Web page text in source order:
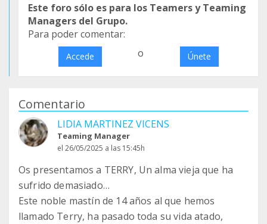
Este foro sólo es para los Teamers y Teaming
Managers del Grupo.
Para poder comentar:
Accede o Únete
Comentario
LIDIA MARTINEZ VICENS
Teaming Manager
el 26/05/2025 a las 15:45h
Os presentamos a TERRY, Un alma vieja que ha
sufrido demasiado…
Este noble mastín de 14 años al que hemos
llamado Terry, ha pasado toda su vida atado,